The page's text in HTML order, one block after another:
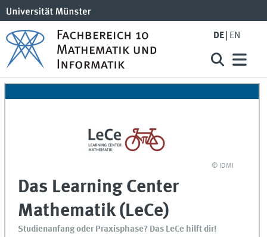
DE EN
© IDMI
Das Learning Center
Mathematik (LeCe)
Studienanfang oder Praxisphase? Das LeCe hilft dir!